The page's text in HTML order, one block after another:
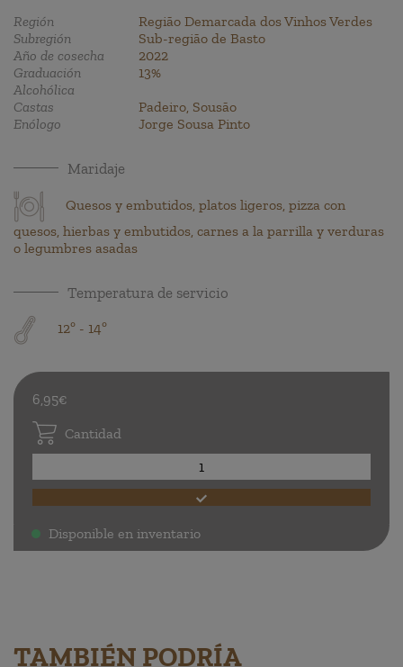
Región
Região Demarcada dos Vinhos Verdes
Subregión
Sub-região de Basto
Año de cosecha
2022
Graduación
Alcohólica
13%
Castas
Padeiro, Sousão
Enólogo
Jorge Sousa Pinto
Maridaje
Quesos y embutidos, platos ligeros, pizza con
quesos, hierbas y embutidos, carnes a la parrilla y verduras
o legumbres asadas
Temperatura de servicio
12º - 14º
6,95€
Cantidad
. Disponible en inventario
TAMBIÉN PODRÍA